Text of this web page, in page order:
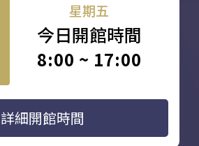
星期五
今日開館時間
8:00 ~ 17:00
詳細開館時間